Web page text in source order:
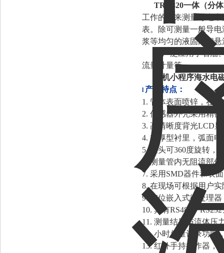
TRD320一体（分
工作的用来测量导电
表。除可测量一般导
浆等均匀的液固两相
可广泛应用于石
流量计量等。
手机小程序海水电
l 产品特点：
1. 管体表面喷锌，在
2. 传感器外壳采用精
3. 高清晰度背光LCD
4. 加厚型衬里，弧面
5. 表头可360度旋转，
6. 测量管内无阻流部
7. 采用SMD器件和表
8.在现场可根据用户
9. 16位嵌入式微处理
10. 具有RS485、
11. 测量结果与流体压
12. 小时总量记录功
13. 红外手持操作器，